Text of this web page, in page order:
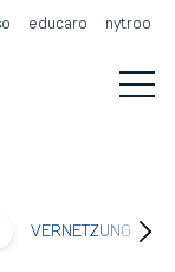
educaro nytroo
VERNETZUNG